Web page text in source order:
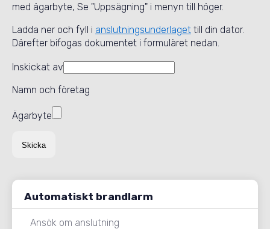
Automatiskt brandlarm
Ansök om anslutning
med ägarbyte, Se "Uppsägning" i menyn till höger.
Ladda ner och fyll i anslutningsunderlaget till din dator.
Därefter bifogas dokumentet i formuläret nedan.
Inskickat av
Namn och företag
Ägarbyte